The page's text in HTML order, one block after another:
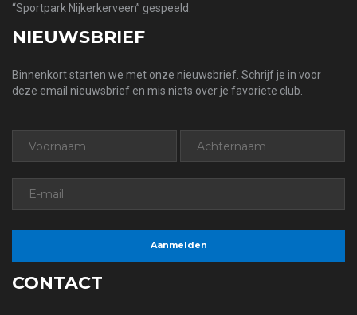
“Sportpark Nijkerkerveen” gespeeld.
NIEUWSBRIEF
Binnenkort starten we met onze nieuwsbrief. Schrijf je in voor
deze email nieuwsbrief en mis niets over je favoriete club.
CONTACT